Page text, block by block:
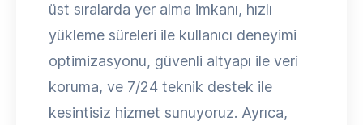
üst sıralarda yer alma imkanı, hızlı
yükleme süreleri ile kullanıcı deneyimi
optimizasyonu, güvenli altyapı ile veri
koruma, ve 7/24 teknik destek ile
kesintisiz hizmet sunuyoruz. Ayrıca,